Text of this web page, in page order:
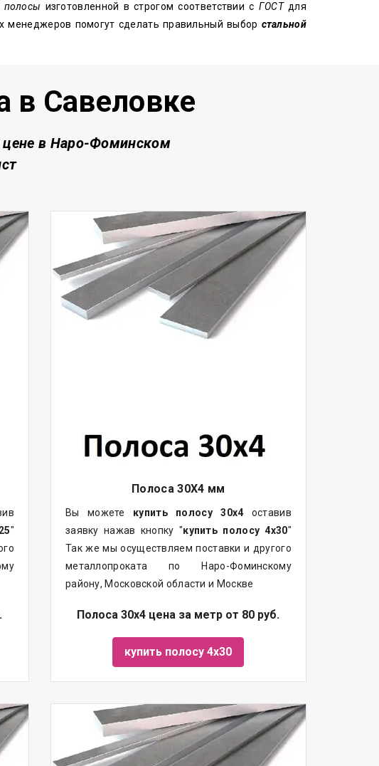
полосы изготовленной в строгом соответствии с ГОСТдля
менеджеров помогут сделать правильный выбор стальной
в Савеловке
в Наро-Фоминском
"
Полоса 30Х4 мм
Вы можете купить полосу 30х4 оставив
заявку нажав кнопку "купить полосу 4х30"
Так же мы осуществляем поставки и другого
металлопроката по Наро-Фоминскому
району, Московской области и Москве
Полоса 30х4 цена за метр от 80 руб.
купить полосу 4х30